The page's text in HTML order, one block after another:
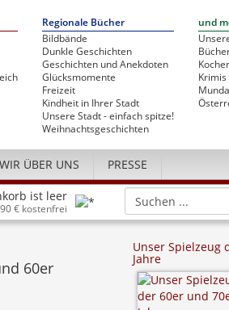
Regionale Bücher
Bildbände
Dunkle Geschichten
Geschichten und Anekdoten
Glücksmomente
Freizeit
Kindheit in Ihrer Stadt
Unsere Stadt - einfach spitze!
Weihnachtsgeschichten
und
Krimis
WIR ÜBER UNS PRESSE
ist leer
€ kostenfrei
60er
Unser Spielzeug
Jahre